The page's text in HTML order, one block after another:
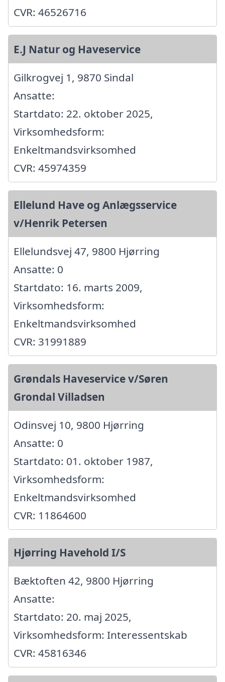
CVR: 46526716
E.J Natur og Haveservice
Gilkrogvej 1, 9870 Sindal
Ansatte:
Startdato: 22. oktober 2025,
Virksomhedsform:
Enkeltmandsvirksomhed
CVR: 45974359
Ellelund Have og Anlægsservice
v/Henrik Petersen
Ellelundsvej 47, 9800 Hjørring
Ansatte: 0
Startdato: 16. marts 2009,
Virksomhedsform:
Enkeltmandsvirksomhed
CVR: 31991889
Grøndals Haveservice v/Søren
Grondal Villadsen
Odinsvej 10, 9800 Hjørring
Ansatte: 0
Startdato: 01. oktober 1987,
Virksomhedsform:
Enkeltmandsvirksomhed
CVR: 11864600
Hjørring Havehold I/S
Bæktoften 42, 9800 Hjørring
Ansatte:
Startdato: 20. maj 2025,
Virksomhedsform: Interessentskab
CVR: 45816346